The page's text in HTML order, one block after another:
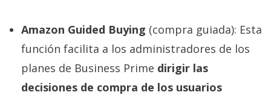
Amazon Guided Buying (compra guiada): Esta
función facilita a los administradores de los
planes de Business Prime dirigir las
decisiones de compra de los usuarios